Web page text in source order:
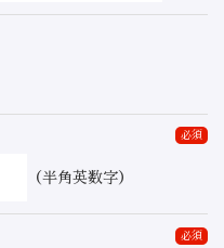
必須
（半角英数字）
必須